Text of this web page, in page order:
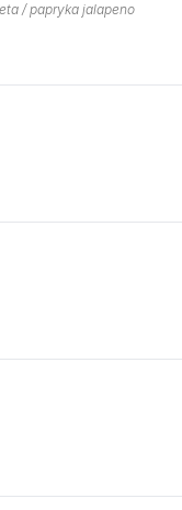
/ papryka jalapeno